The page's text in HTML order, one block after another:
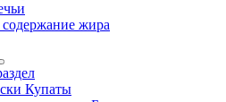
жира
Купаты